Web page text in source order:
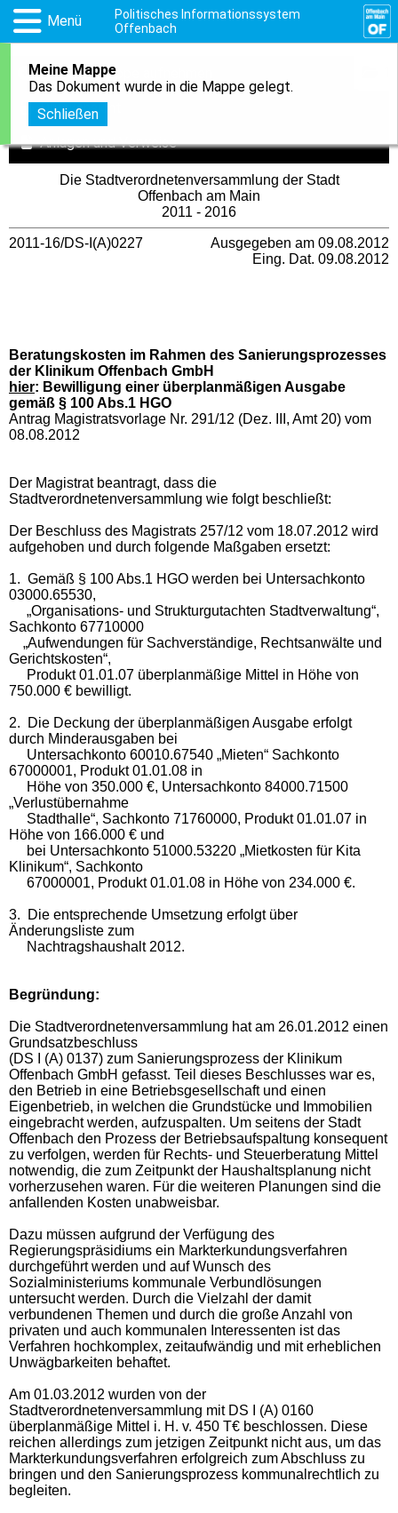
Menü
Politisches Informationssystem
Offenbach
Meine Mappe
Das Dokument wurde in die Mappe gelegt.
Schließen
In meine Mappe aufnehmen
Druckansicht
Anlagen und Verweise
Die Stadtverordnetenversammlung der Stadt
Offenbach am Main
2011 - 2016
2011-16/DS-I(A)0227
Ausgegeben am 09.08.2012
Eing. Dat. 09.08.2012
Beratungskosten im Rahmen des Sanierungsprozesses
der Klinikum Offenbach GmbH
hier: Bewilligung einer überplanmäßigen Ausgabe
gemäß § 100 Abs.1 HGO
Antrag Magistratsvorlage Nr. 291/12 (Dez. III, Amt 20) vom
08.08.2012
Der Magistrat beantragt, dass die
Stadtverordnetenversammlung wie folgt beschließt:
Der Beschluss des Magistrats 257/12 vom 18.07.2012 wird
aufgehoben und durch folgende Maßgaben ersetzt:
1. Gemäß § 100 Abs.1 HGO werden bei Untersachkonto
03000.65530,
„Organisations- und Strukturgutachten Stadtverwaltung“,
Sachkonto 67710000
„Aufwendungen für Sachverständige, Rechtsanwälte und
Gerichtskosten“,
Produkt 01.01.07 überplanmäßige Mittel in Höhe von
750.000 € bewilligt.
2. Die Deckung der überplanmäßigen Ausgabe erfolgt
durch Minderausgaben bei
Untersachkonto 60010.67540 „Mieten“ Sachkonto
67000001, Produkt 01.01.08 in
Höhe von 350.000 €, Untersachkonto 84000.71500
„Verlustübernahme
Stadthalle“, Sachkonto 71760000, Produkt 01.01.07 in
Höhe von 166.000 € und
bei Untersachkonto 51000.53220 „Mietkosten für Kita
Klinikum“, Sachkonto
67000001, Produkt 01.01.08 in Höhe von 234.000 €.
3. Die entsprechende Umsetzung erfolgt über
Änderungsliste zum
Nachtragshaushalt 2012.
Begründung:
Die Stadtverordnetenversammlung hat am 26.01.2012 einen
Grundsatzbeschluss
(DS I (A) 0137) zum Sanierungsprozess der Klinikum
Offenbach GmbH gefasst. Teil dieses Beschlusses war es,
den Betrieb in eine Betriebsgesellschaft und einen
Eigenbetrieb, in welchen die Grundstücke und Immobilien
eingebracht werden, aufzuspalten. Um seitens der Stadt
Offenbach den Prozess der Betriebsaufspaltung konsequent
zu verfolgen, werden für Rechts- und Steuerberatung Mittel
notwendig, die zum Zeitpunkt der Haushaltsplanung nicht
vorherzusehen waren. Für die weiteren Planungen sind die
anfallenden Kosten unabweisbar.
Dazu müssen aufgrund der Verfügung des
Regierungspräsidiums ein Markterkundungsverfahren
durchgeführt werden und auf Wunsch des
Sozialministeriums kommunale Verbundlösungen
untersucht werden. Durch die Vielzahl der damit
verbundenen Themen und durch die große Anzahl von
privaten und auch kommunalen Interessenten ist das
Verfahren hochkomplex, zeitaufwändig und mit erheblichen
Unwägbarkeiten behaftet.
Am 01.03.2012 wurden von der
Stadtverordnetenversammlung mit DS I (A) 0160
überplanmäßige Mittel i. H. v. 450 T€ beschlossen. Diese
reichen allerdings zum jetzigen Zeitpunkt nicht aus, um das
Markterkundungsverfahren erfolgreich zum Abschluss zu
bringen und den Sanierungsprozess kommunalrechtlich zu
begleiten.